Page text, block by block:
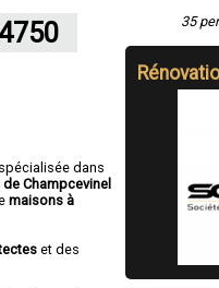
spécialisée dans
Champcevinel
maisons à
et des
35